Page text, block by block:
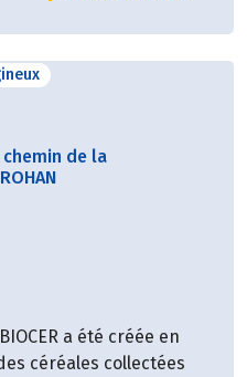
de la
a été créée en
céréales collectées